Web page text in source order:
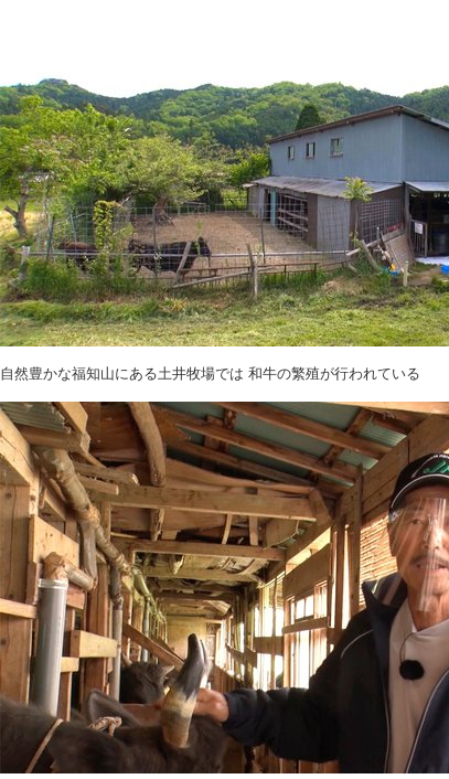
自然豊かな福知山にある土井牧場では 和牛の繁殖が行われている